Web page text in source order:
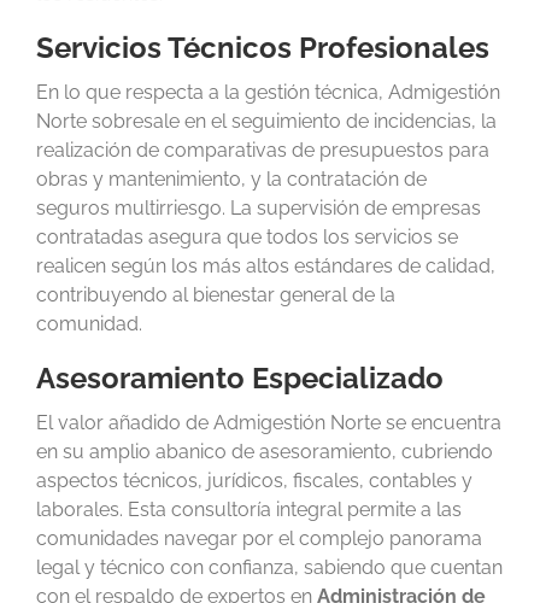
Servicios Técnicos Profesionales
En lo que respecta a la gestión técnica, Admigestión
Norte sobresale en el seguimiento de incidencias, la
realización de comparativas de presupuestos para
obras y mantenimiento, y la contratación de
seguros multirriesgo. La supervisión de empresas
contratadas asegura que todos los servicios se
realicen según los más altos estándares de calidad,
contribuyendo al bienestar general de la
comunidad.
Asesoramiento Especializado
El valor añadido de Admigestión Norte se encuentra
en su amplio abanico de asesoramiento, cubriendo
aspectos técnicos, jurídicos, fiscales, contables y
laborales. Esta consultoría integral permite a las
comunidades navegar por el complejo panorama
legal y técnico con confianza, sabiendo que cuentan
con el respaldo de expertos en Administración de